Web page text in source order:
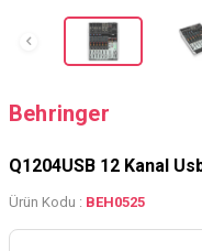
Behringer
Q1204USB 12 Kanal
Ürün Kodu : BEH0525